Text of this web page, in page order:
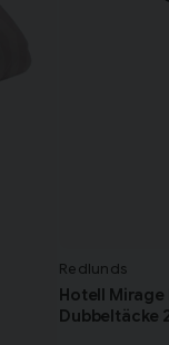
Redlunds
Hotell Mirage
Dubbeltäcke